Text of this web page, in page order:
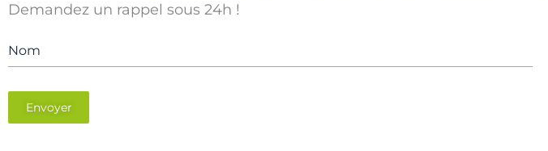
Demandez un rappel sous 24h !
Nom
Envoyer